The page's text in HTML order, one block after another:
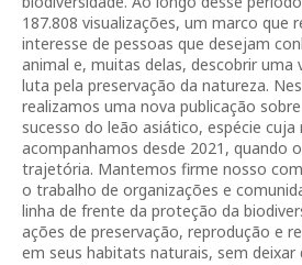
187.808 visualizações, um marco que
interesse de pessoas que desejam
animal e, muitas delas, descobrir uma
luta pela preservação da natureza.
realizamos uma nova publicação
sucesso do leão asiático, espécie cuja
acompanhamos desde 2021, quando
trajetória. Mantemos firme nosso
o trabalho de organizações e
linha de frente da proteção da
ações de preservação, reprodução e
em seus habitats naturais, sem deixar